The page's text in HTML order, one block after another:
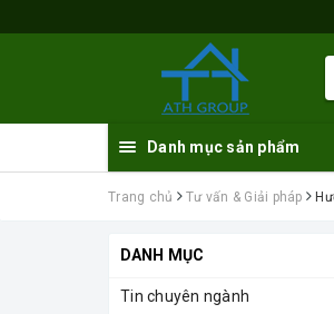
Danh mục sản phẩm
Trang chủ Tư vấn & Giải pháp
DANH MỤC
Tin chuyên ngành